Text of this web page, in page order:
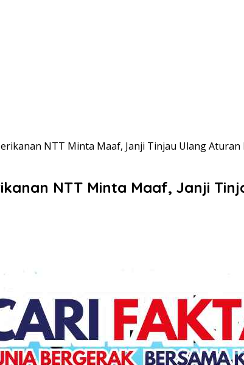
NTT Minta Maaf, Janji Tinjau Ulang Aturan
NTT Minta Maaf, Janji